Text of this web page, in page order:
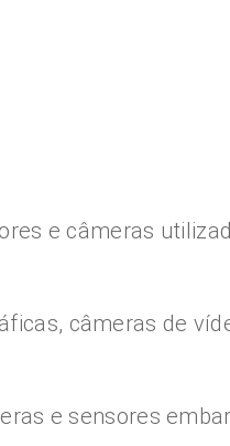
e câmeras
câmeras de
e sensores